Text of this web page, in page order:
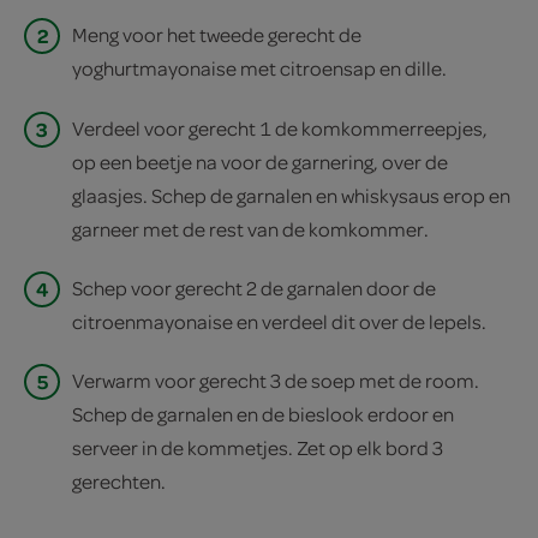
2
Meng voor het tweede gerecht de
yoghurtmayonaise met citroensap en dille.
3
Verdeel voor gerecht 1 de komkommerreepjes,
op een beetje na voor de garnering, over de
glaasjes. Schep de garnalen en whiskysaus erop en
garneer met de rest van de komkommer.
4
Schep voor gerecht 2 de garnalen door de
citroenmayonaise en verdeel dit over de lepels.
5
Verwarm voor gerecht 3 de soep met de room.
Schep de garnalen en de bieslook erdoor en
serveer in de kommetjes. Zet op elk bord 3
gerechten.